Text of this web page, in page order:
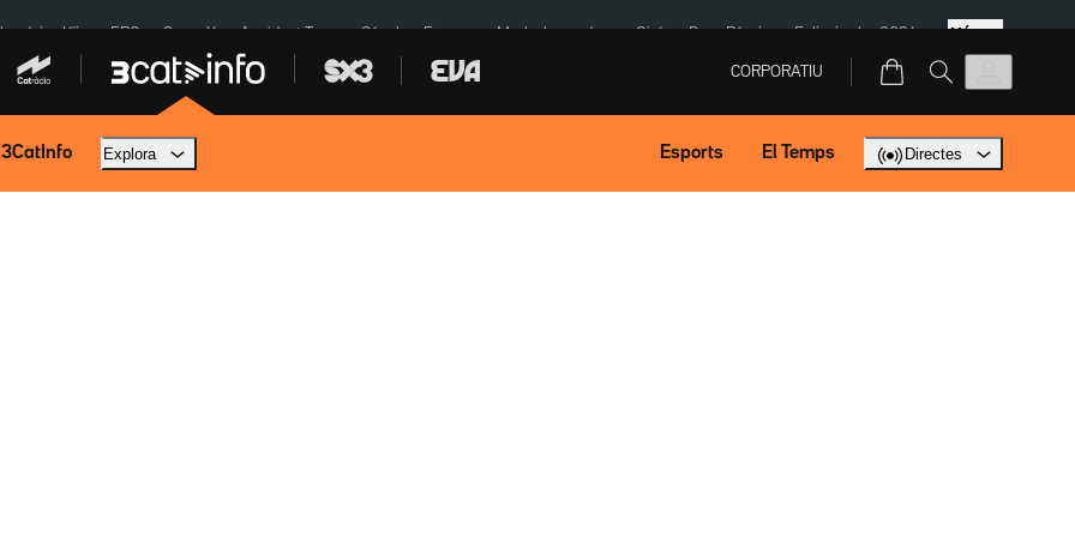
Kíiv ERC SpaceX Accident Tona Sánchez Europa Marlaska Jaume Giró Dron Rússia Eclipsi solar 2026 Més
CORPORATIU
3CatInfo Explora Esports El Temps Directes